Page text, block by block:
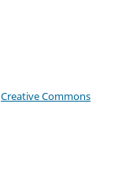
Creative Commons